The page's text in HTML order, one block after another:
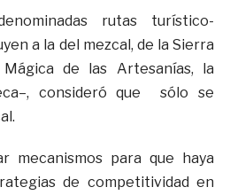
rutas turístico-
a la del mezcal, de la Sierra
de las Artesanías, la
consideró que sólo se
mecanismos para que haya
de competitividad en